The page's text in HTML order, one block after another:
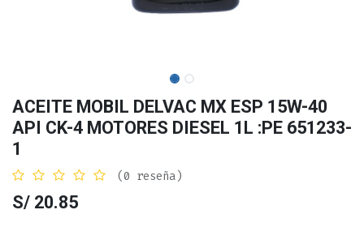
ACEITE MOBIL DELVAC MX ESP 15W-40
API CK-4 MOTORES DIESEL 1L :PE 651233-
1
(0 reseña)
S/ 20.85